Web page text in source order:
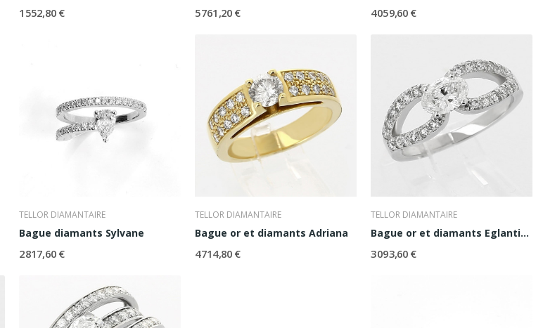
1 552,80 € 5 761,20 € 4 059,60 €
TELLOR DIAMANTAIRE
Bague diamants Sylvane
2 817,60 €
TELLOR DIAMANTAIRE
Bague or et diamants Adriana
4 714,80 €
TELLOR DIAMANTAIRE
Bague or et diamants Eglantine
3 093,60 €